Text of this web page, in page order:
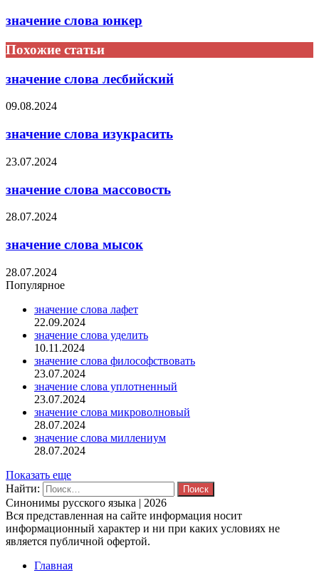
значение слова юнкер
Похожие статьи
значение слова лесбийский
09.08.2024
значение слова изукрасить
23.07.2024
значение слова массовость
28.07.2024
значение слова мысок
28.07.2024
Популярное
значение слова лафет
22.09.2024
значение слова уделить
10.11.2024
значение слова философствовать
23.07.2024
значение слова уплотненный
23.07.2024
значение слова микроволновый
28.07.2024
значение слова миллениум
28.07.2024
Показать еще
Найти:
Синонимы русского языка | 2026
Вся представленная на сайте информация носит
информационный характер и ни при каких условиях не
является публичной офертой.
Главная